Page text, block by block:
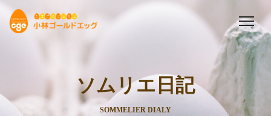
ソムリエ日記
SOMMELIER DIALY